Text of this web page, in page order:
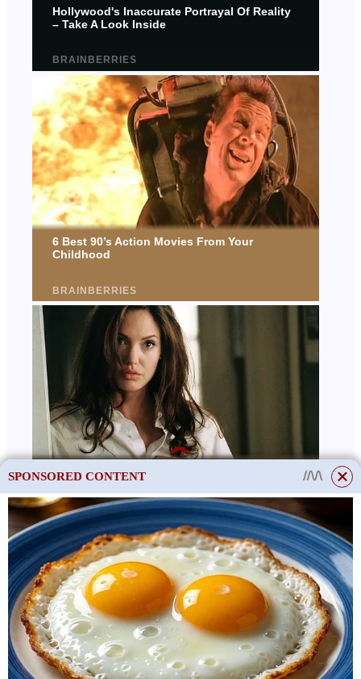
This site uses cookies to store data. By continuing to use the site, you consent
to the use of these files.
SPONSORED CONTENT